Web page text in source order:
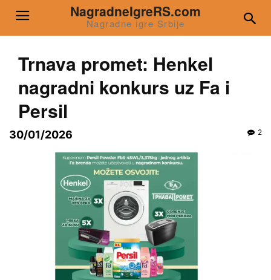
NagradneIgreRS.com
Nagradne igre Srbije
Trnava promet: Henkel
nagradni konkurs uz Fa i
Persil
30/01/2026 2